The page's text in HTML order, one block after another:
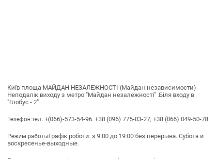
Київ площа МАЙДАН НЕЗАЛЕЖНОСТІ (Майдан независимости)
Неподалік виходу з метро "Майдан незалежності" .Біля входу в
"Глобус - 2"
Телефон:тел. +(066)-573-54-96. +38 (096) 775-03-27, +38 (066) 049-50-78
Режим работыГрафік роботи: з 9:00 до 19:00 без перерыва. Субота и
воскресенье-выходные.